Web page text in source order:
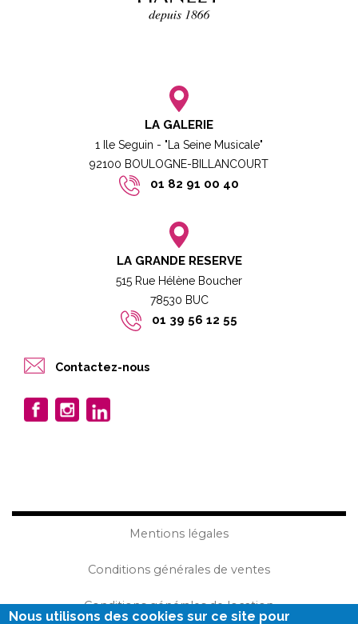
LA GALERIE
1 Ile Seguin - "La Seine Musicale"
92100 BOULOGNE-BILLANCOURT​
01 82 91 00 40
LA GRANDE RESERVE
515 Rue Hélène Boucher
78530 BUC​​
01 39 56 12 55
Contactez-nous
Mentions légales
Conditions générales de ventes
Conditions générales de location
Nous utilisons des cookies sur ce site pour